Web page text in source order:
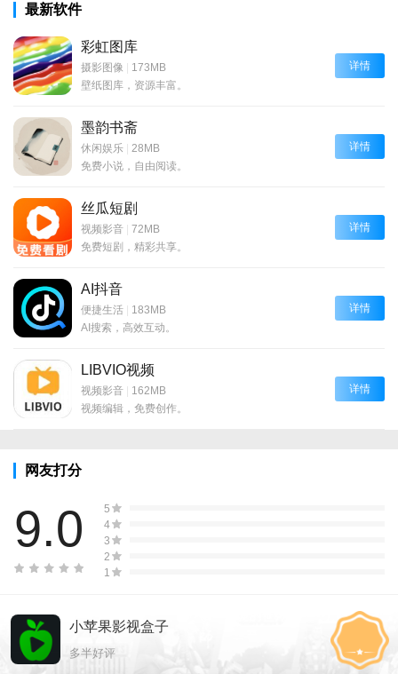
最新软件
彩虹图库
摄影图像 | 173MB
壁纸图库，资源丰富。
详情
墨韵书斋
休闲娱乐 | 28MB
免费小说，自由阅读。
详情
丝瓜短剧
视频影音 | 72MB
免费短剧，精彩共享。
详情
AI抖音
便捷生活 | 183MB
AI搜索，高效互动。
详情
LIBVIO视频
视频影音 | 162MB
视频编辑，免费创作。
详情
网友打分
9.0
5
4
3
2
1
小苹果影视盒子
多半好评